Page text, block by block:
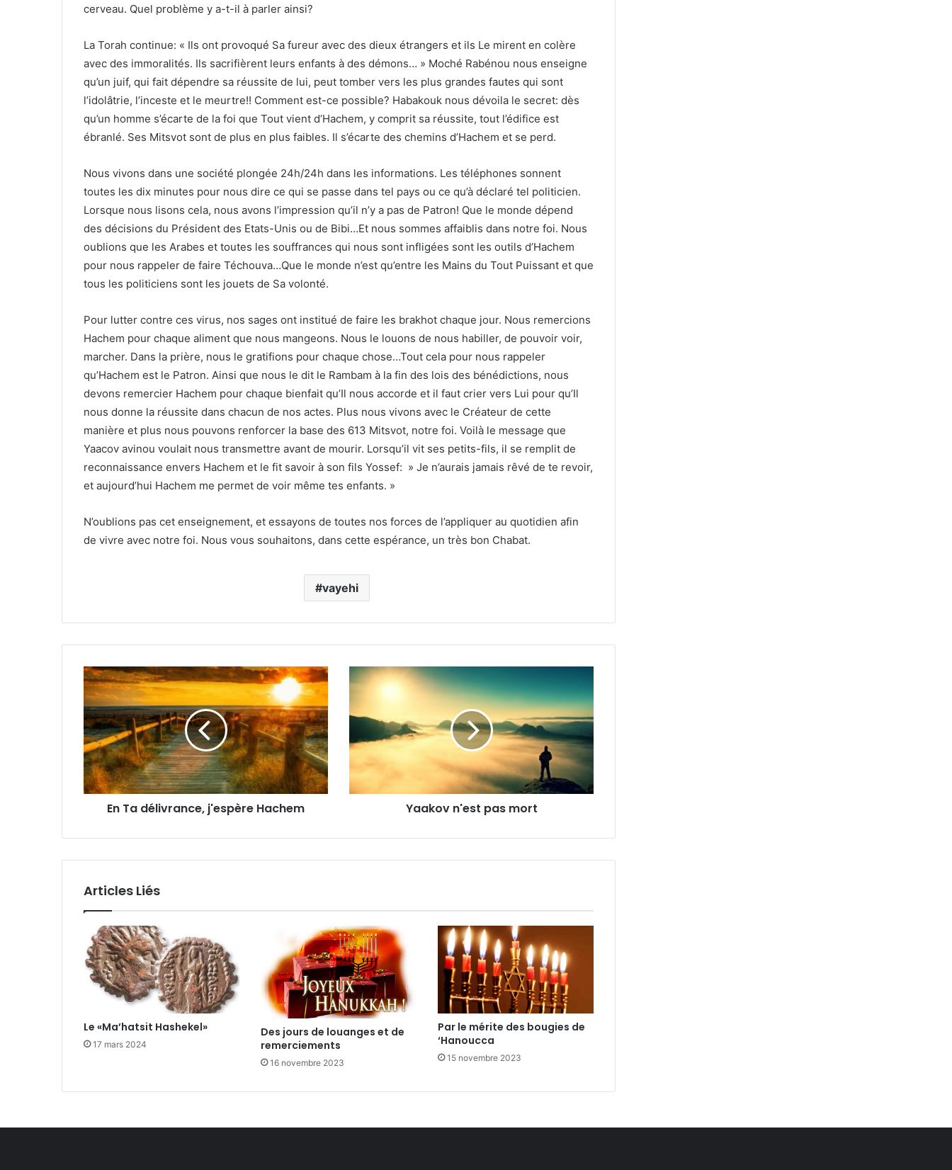
cerveau. Quel problème y a-t-il à parler ainsi?
La Torah continue: « Ils ont provoqué Sa fureur avec des dieux étrangers et ils Le mirent en colère
avec des immoralités. Ils sacrifièrent leurs enfants à des démons… » Moché Rabénou nous enseigne
qu’un juif, qui fait dépendre sa réussite de lui, peut tomber vers les plus grandes fautes qui sont
l’idolâtrie, l’inceste et le meurtre!! Comment est-ce possible? Habakouk nous dévoila le secret: dès
qu’un homme s’écarte de la foi que Tout vient d’Hachem, y comprit sa réussite, tout l’édifice est
ébranlé. Ses Mitsvot sont de plus en plus faibles. Il s’écarte des chemins d’Hachem et se perd.
Nous vivons dans une société plongée 24h/24h dans les informations. Les téléphones sonnent
toutes les dix minutes pour nous dire ce qui se passe dans tel pays ou ce qu’à déclaré tel politicien.
Lorsque nous lisons cela, nous avons l’impression qu’il n’y a pas de Patron! Que le monde dépend
des décisions du Président des Etats-Unis ou de Bibi…Et nous sommes affaiblis dans notre foi. Nous
oublions que les Arabes et toutes les souffrances qui nous sont infligées sont les outils d’Hachem
pour nous rappeler de faire Téchouva…Que le monde n’est qu’entre les Mains du Tout Puissant et que
tous les politiciens sont les jouets de Sa volonté.
Pour lutter contre ces virus, nos sages ont institué de faire les brakhot chaque jour. Nous remercions
Hachem pour chaque aliment que nous mangeons. Nous le louons de nous habiller, de pouvoir voir,
marcher. Dans la prière, nous le gratifions pour chaque chose…Tout cela pour nous rappeler
qu’Hachem est le Patron. Ainsi que nous le dit le Rambam à la fin des lois des bénédictions, nous
devons remercier Hachem pour chaque bienfait qu’Il nous accorde et il faut crier vers Lui pour qu’Il
nous donne la réussite dans chacun de nos actes. Plus nous vivons avec le Créateur de cette
manière et plus nous pouvons renforcer la base des 613 Mitsvot, notre foi. Voilà le message que
Yaacov avinou voulait nous transmettre avant de mourir. Lorsqu’il vit ses petits-fils, il se remplit de
reconnaissance envers Hachem et le fit savoir à son fils Yossef: » Je n’aurais jamais rêvé de te revoir,
et aujourd’hui Hachem me permet de voir même tes enfants. »
N’oublions pas cet enseignement, et essayons de toutes nos forces de l’appliquer au quotidien afin
de vivre avec notre foi. Nous vous souhaitons, dans cette espérance, un très bon Chabat.
vayehi
En Ta délivrance, j'espère Hachem Yaakov n'est pas mort
Articles Liés
Le «Ma’hatsit Hashekel»
17 mars 2024
Des jours de louanges et de
remerciements
16 novembre 2023
Par le mérite des bougies de
‘Hanoucca
15 novembre 2023